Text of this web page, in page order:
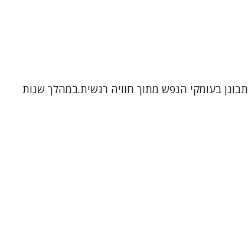
בעומקי הנפש מתוך חוויה רגשית.במהלך שנות